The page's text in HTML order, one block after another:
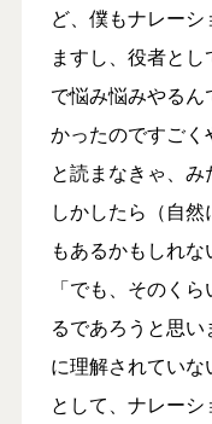
ど、僕もナレー
ますし、役者と
で悩み悩みやる
かったのですご
と読まなきゃ、
しかしたら（自
もあるかもしれな
「でも、そのく
るであろうと思
に理解されてい
として、ナレー